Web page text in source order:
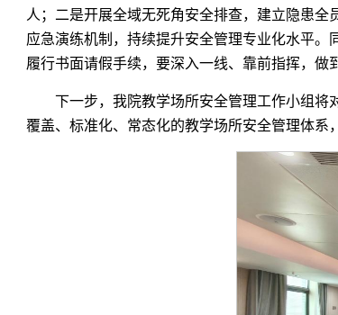
人；二是开展全域无死角安全排查，建立隐患
应急演练机制，持续提升安全管理专业化水平
履行书面请假手续，要深入一线、靠前指挥，做
下一步，我院教学场所安全管理工作小组将
覆盖、标准化、常态化的教学场所安全管理体系